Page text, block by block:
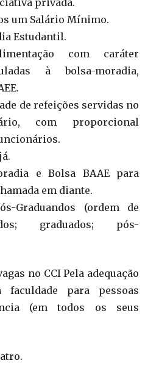
privada.
um Salário Mínimo.
Estudantil.
com caráter
à bolsa-moradia,
de refeições servidas no
com proporcional
e Bolsa BAAE para
em diante.
Graduandos (ordem de
graduados; pós-
no CCI Pela adequação
para pessoas
(em todos os seus